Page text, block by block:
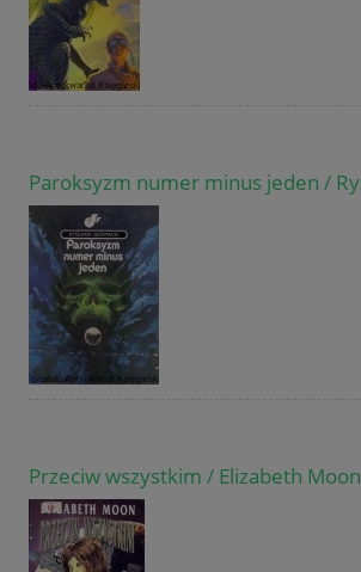
Paroksyzm numer minus jeden /
Przeciw wszystkim / Elizabeth Moon